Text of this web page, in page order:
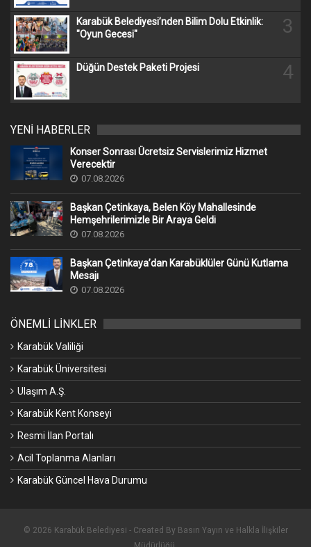
Karabük Belediyesi’nden Bilim Dolu Etkinlik:
"Oyun Gecesi"
3
Düğün Destek Paketi Projesi 4
YENİ HABERLER
Konser Sonrası Ücretsiz Servislerimiz Hizmet
Verecektir
07.08.2026
Başkan Çetinkaya, Belen Köy Mahallesinde
Hemşehrilerimizle Bir Araya Geldi
07.08.2026
Başkan Çetinkaya’dan Karabüklüler Günü Kutlama
Mesajı
07.08.2026
ÖNEMLİ LİNKLER
Karabük Valiliği
Karabük Üniversitesi
Ulaşım A.Ş.
Karabük Kent Konseyi
Resmi İlan Portalı
Acil Toplanma Alanları
Karabük Güncel Hava Durumu
© 2026 Karabük Belediyesi - Created By Basın Yayın ve Halkla İlişkiler